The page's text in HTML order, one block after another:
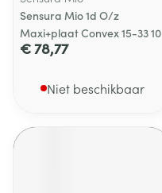
Sensura Mio 1d O/z
Maxi+plaat Convex 15-33 10
€ 78,77
Niet beschikbaar